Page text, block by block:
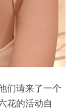
们请来了一个
花的活动自